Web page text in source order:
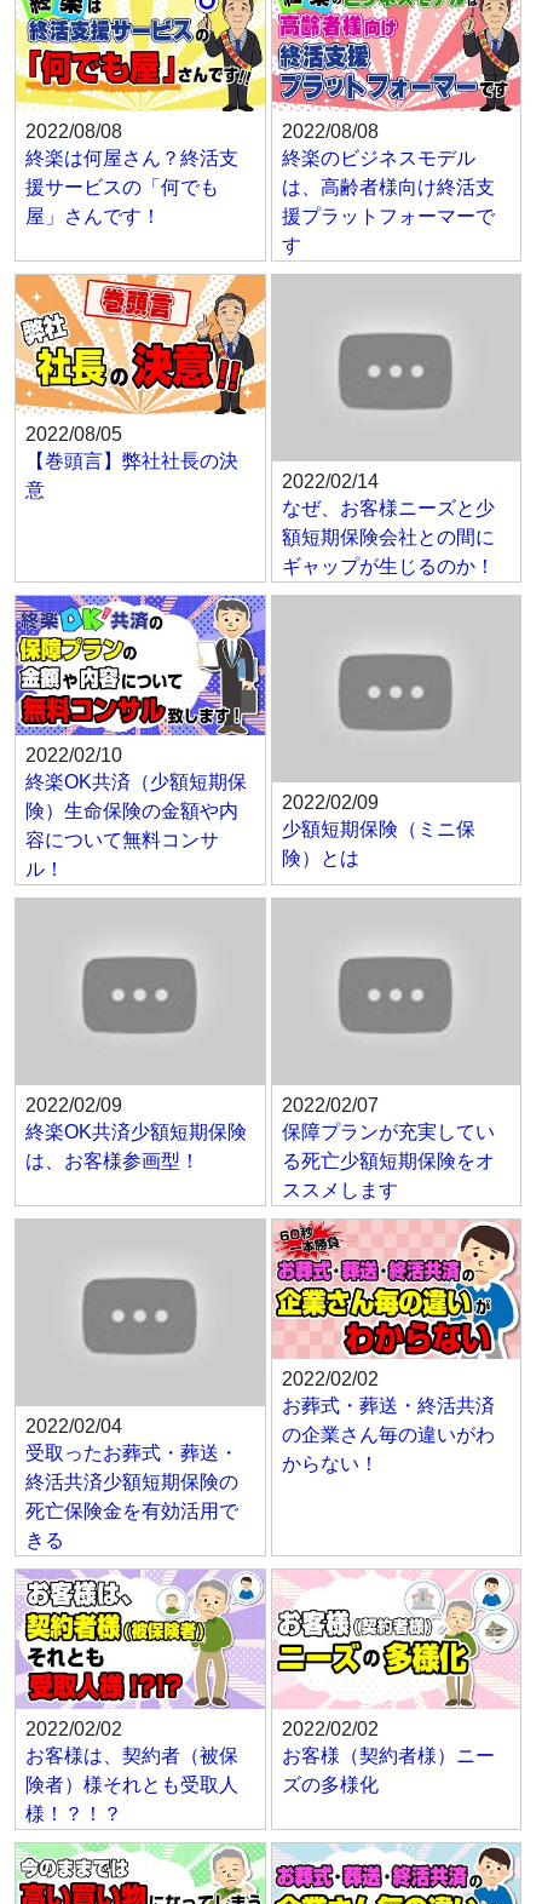
2022/08/08
終楽は何屋さん？終活支
援サービスの「何でも
屋」さんです！
2022/08/08
終楽のビジネスモデル
は、高齢者様向け終活支
援プラットフォーマーで
す
2022/08/05
【巻頭言】弊社社長の決
意
2022/02/14
なぜ、お客様ニーズと少
額短期保険会社との間に
ギャップが生じるのか！
2022/02/10
終楽OK共済（少額短期保
険）生命保険の金額や内
容について無料コンサ
ル！
2022/02/09
少額短期保険（ミニ保
険）とは
2022/02/09
終楽OK共済少額短期保険
は、お客様参画型！
2022/02/07
保障プランが充実してい
る死亡少額短期保険をオ
ススメします
2022/02/04
受取ったお葬式・葬送・
終活共済少額短期保険の
死亡保険金を有効活用で
きる
2022/02/02
お葬式・葬送・終活共済
の企業さん毎の違いがわ
からない！
2022/02/02
お客様は、契約者（被保
険者）様それとも受取人
様！？！？
2022/02/02
お客様（契約者様）ニー
ズの多様化